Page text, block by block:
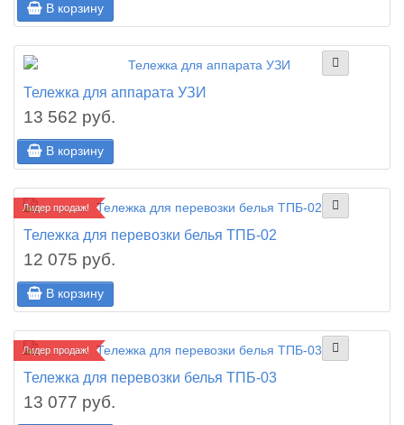
В корзину
Тележка для аппарата УЗИ
13 562 руб.
В корзину
Лидер продаж!
Тележка для перевозки белья ТПБ-02
12 075 руб.
В корзину
Лидер продаж!
Тележка для перевозки белья ТПБ-03
13 077 руб.